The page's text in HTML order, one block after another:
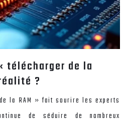
télécharger de la
?
la RAM » fait sourire les experts
de séduire de nombreux